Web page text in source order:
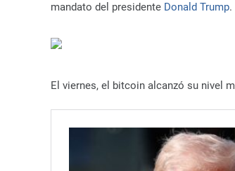
mandato del presidente Donald Trump.
El viernes, el bitcoin alcanzó su nivel